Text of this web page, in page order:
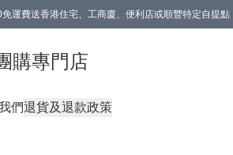
運費送香港住宅、工商廈、便利店或順豐特定自提點
購專門店
們退貨及退款政策